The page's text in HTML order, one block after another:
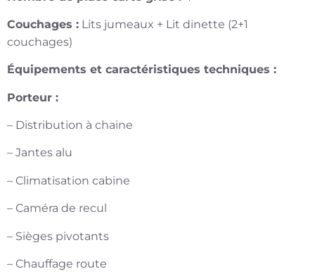
Couchages : Lits jumeaux + Lit dinette (2+1
couchages)
Équipements et caractéristiques techniques :
Porteur :
– Distribution à chaine
– Jantes alu
– Climatisation cabine
– Caméra de recul
– Sièges pivotants
– Chauffage route